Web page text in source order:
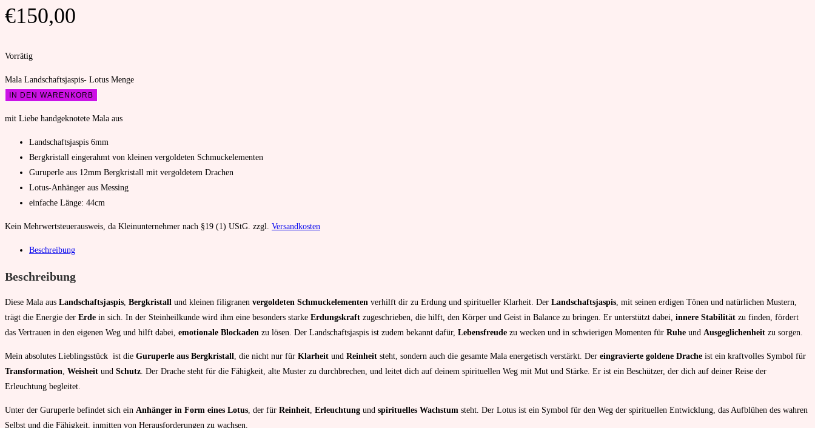
€150,00
Vorrätig
Mala Landschaftsjaspis- Lotus Menge
IN DEN WARENKORB
mit Liebe handgeknotete Mala aus
Landschaftsjaspis 6mm
Bergkristall eingerahmt von kleinen vergoldeten Schmuckelementen
Guruperle aus 12mm Bergkristall mit vergoldetem Drachen
Lotus-Anhänger aus Messing
einfache Länge: 44cm
Kein Mehrwertsteuerausweis, da Kleinunternehmer nach §19 (1) UStG. zzgl. Versandkosten
Beschreibung
Beschreibung
Diese Mala aus Landschaftsjaspis, Bergkristall und kleinen filigranen vergoldeten Schmuckelementen verhilft dir zu Erdung und spiritueller Klarheit. Der Landschaftsjaspis, mit seinen erdigen Tönen und natürlichen Mustern,
trägt die Energie der Erde in sich. In der Steinheilkunde wird ihm eine besonders starke Erdungskraft zugeschrieben, die hilft, den Körper und Geist in Balance zu bringen. Er unterstützt dabei, innere Stabilität zu finden, fördert
das Vertrauen in den eigenen Weg und hilft dabei, emotionale Blockaden zu lösen. Der Landschaftsjaspis ist zudem bekannt dafür, Lebensfreude zu wecken und in schwierigen Momenten für Ruhe und Ausgeglichenheit zu sorgen.
Mein absolutes Lieblingsstück ist die Guruperle aus Bergkristall, die nicht nur für Klarheit und Reinheit steht, sondern auch die gesamte Mala energetisch verstärkt. Der eingravierte goldene Drache ist ein kraftvolles Symbol für
Transformation, Weisheit und Schutz. Der Drache steht für die Fähigkeit, alte Muster zu durchbrechen, und leitet dich auf deinem spirituellen Weg mit Mut und Stärke. Er ist ein Beschützer, der dich auf deiner Reise der
Erleuchtung begleitet.
Unter der Guruperle befindet sich ein Anhänger in Form eines Lotus, der für Reinheit, Erleuchtung und spirituelles Wachstum steht. Der Lotus ist ein Symbol für den Weg der spirituellen Entwicklung, das Aufblühen des wahren
Selbst und die Fähigkeit, inmitten von Herausforderungen zu wachsen.